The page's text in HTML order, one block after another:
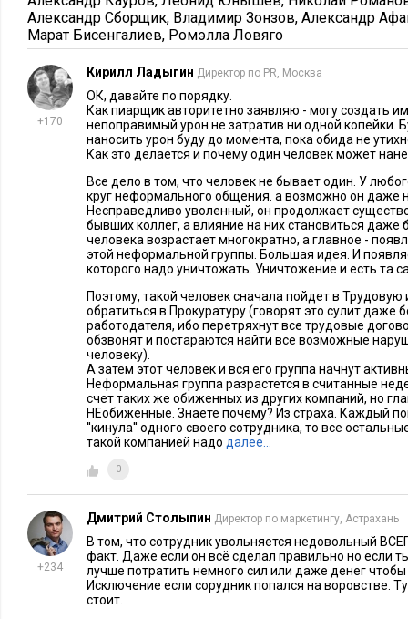
Александр Сборщик, Владимир Зонзов, Александр
Марат Бисенгалиев, Ромэлла Ловяго
+170
Кирилл Ладыгин Директор по PR, Москва
ОК, давайте по порядку.
Как пиарщик авторитетно заявляю - могу создать
непоправимый урон не затратив ни одной копейки.
наносить урон буду до момента, пока обида не
Как это делается и почему один человек может
Все дело в том, что человек не бывает один. У
круг неформального общения. а возможно он даже
Несправедливо уволенный, он продолжает
бывших коллег, а влияние на них становиться даже
человека возрастает многократно, а главное -
этой неформальной группы. Большая идея. И
которого надо уничтожать. Уничтожение и есть та
Поэтому, такой человек сначала пойдет в
обратиться в Прокуратуру (говорят это сулит даже
работодателя, ибо перетряхнут все трудовые
обзвонят и постараются найти все возможные
человеку).
А затем этот человек и вся его группа начнут
Неформальная группа разрастется в считанные
счет таких же обиженных из других компаний, но
НЕобиженные. Знаете почему? Из страха. Каждый
''кинула'' одного своего сотрудника, то все
такой компанией надо далее…
0
+234
Дмитрий Столыпин Директор по маркетингу, Астрахань
В том, что сотрудник увольняется недовольный
факт. Даже если он всё сделал правильно но если
лучше потратить немного сил или даже денег
Исключение если сорудник попался на воровстве.
стоит.